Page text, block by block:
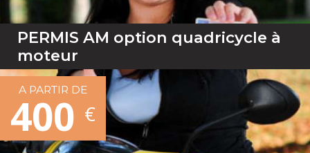
PERMIS AM option quadricycle à
moteur
A PARTIR DE
400 €